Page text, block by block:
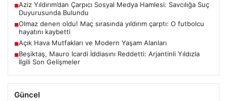
■Aziz Yıldırım’dan Çarpıcı Sosyal Medya Hamlesi: Savcılığa Suç
Duyurusunda Bulundu
■Olmaz denen oldu! Maç sırasında yıldırım çarptı: O futbolcu
hayatını kaybetti
■Açık Hava Mutfakları ve Modern Yaşam Alanları
■Beşiktaş, Mauro Icardi İddiasını Reddetti: Arjantinli Yıldızla
İlgili Son Gelişmeler
Güncel